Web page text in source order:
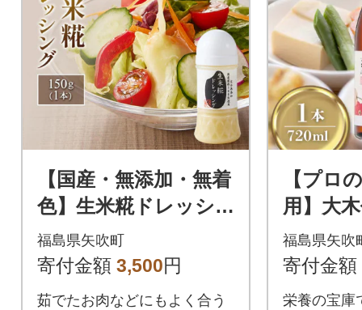
【国産・無添加・無着
色】生米糀ドレッシ
ング 老舗糀専門店が
本気で作った簡単便利
福島県矢吹町
寄付金額 3,500円
茹でたお肉などにもよく合う
【プロ
用】大
ちは料
福島県矢吹
寄付金額
栄養の宝庫